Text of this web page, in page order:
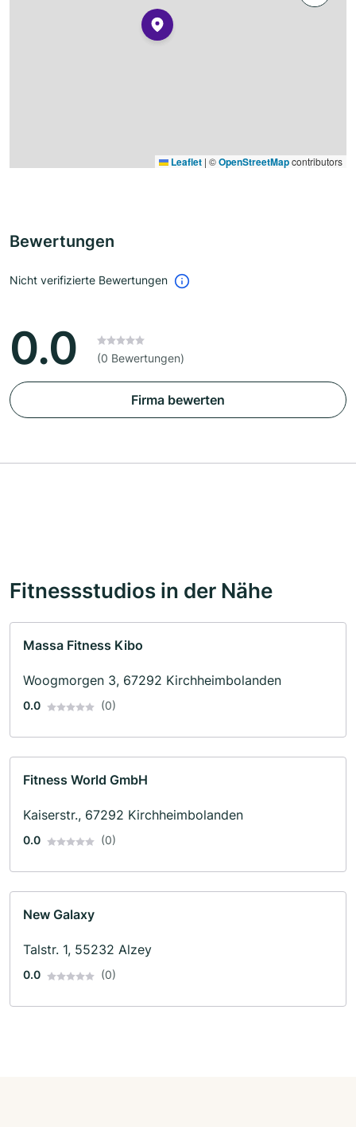
Leaflet | ©OpenStreetMapcontributors
Bewertungen
Nicht verifizierte Bewertungen
0.0 (0 Bewertungen)
Firma bewerten
Fitnessstudios in der Nähe
Massa Fitness Kibo
Woogmorgen 3, 67292 Kirchheimbolanden
0.0 (0)
Fitness World GmbH
Kaiserstr., 67292 Kirchheimbolanden
0.0 (0)
New Galaxy
Talstr. 1, 55232 Alzey
0.0 (0)